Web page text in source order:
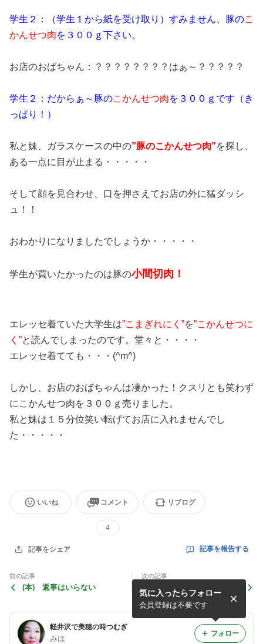
学生２：（学生１から紙を受け取り）すみません、豚のこ
かんせつ肉を３００ｇ下さい。
お店のおばちゃん：？？？？？？？？はぁ～？？？？？
学生２：だからぁ～豚のこかんせつ肉を３００ｇです（き
っぱり！）
私と妹、ガラスケースの中の”豚のこかんせつ肉”を探し、
ある一点に目が止まる・・・・・
そして顔を見合わせ、口を押さえてお店の外に猛ダッシ
ュ！！
おわかりになりましたでしょうか・・・・・
学生が買いたかったのは豚の小間切肉！
エレッセ着ていた大学生は”こまぎれにく”を”こかんせつに
く”と読んでしまったのです。堂々と・・・・
エレッセ着てても・・・(^m^)
しかし、お店のおばちゃんは凄かった！クスリとも笑わず
にこかんせつ肉を３００ｇ売りました。
私と妹は１５分位笑い転げてお店に入れませんでし
た・・・・・
いいね コメント
4
リブログ
記事をシェア 記事を報告する
前の記事
(本) 返事はいらない
次の記事
(本) 我らが隣人の犯罪
軽井沢で美穂の時つむぎ
みほ
気に入ったらフォロー
会員登録は不要です
フォロー